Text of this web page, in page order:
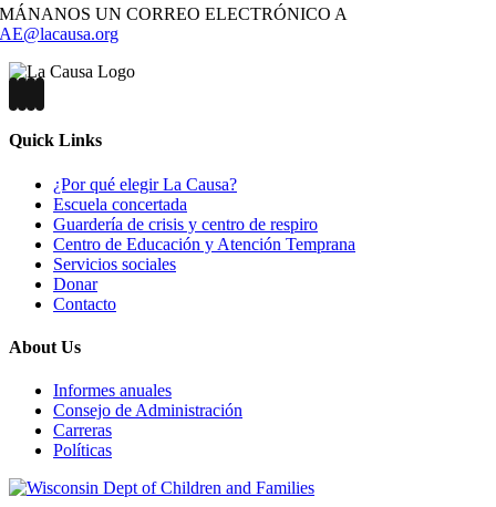
MÁNANOS UN CORREO ELECTRÓNICO A
AE@lacausa.org
Quick Links
¿Por qué elegir La Causa?
Escuela concertada
Guardería de crisis y centro de respiro
Centro de Educación y Atención Temprana
Servicios sociales
Donar
Contacto
About Us
Informes anuales
Consejo de Administración
Carreras
Políticas